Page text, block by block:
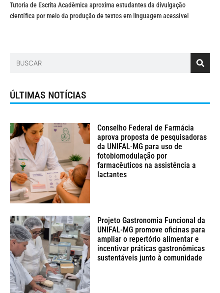
Tutoria de Escrita Acadêmica aproxima estudantes da divulgação
científica por meio da produção de textos em linguagem acessível
ÚLTIMAS NOTÍCIAS
Conselho Federal de Farmácia
aprova proposta de pesquisadoras
da UNIFAL-MG para uso de
fotobiomodulação por
farmacêuticos na assistência a
lactantes
Projeto Gastronomia Funcional da
UNIFAL-MG promove oficinas para
ampliar o repertório alimentar e
incentivar práticas gastronômicas
sustentáveis junto à comunidade